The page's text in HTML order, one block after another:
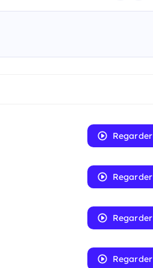
Regarder
Regarder
Regarder
Regarder